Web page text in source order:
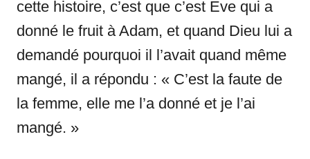
cette histoire, c’est que c’est Eve qui a
donné le fruit à Adam, et quand Dieu lui a
demandé pourquoi il l’avait quand même
mangé, il a répondu : « C’est la faute de
la femme, elle me l’a donné et je l’ai
mangé. »